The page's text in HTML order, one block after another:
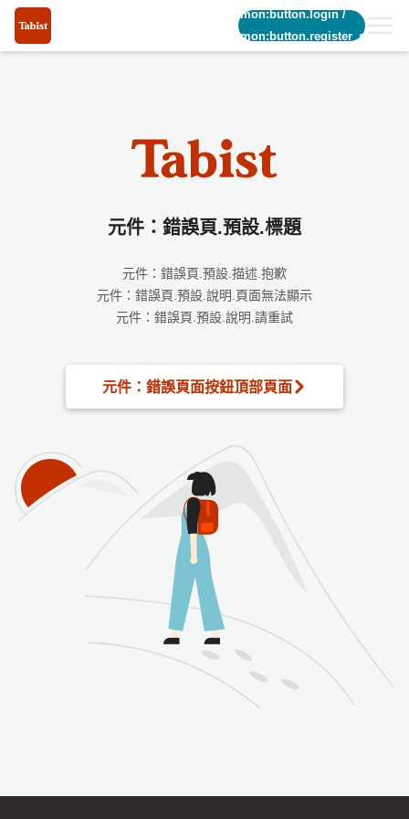
common:button.login/
common:button.register_short
元件：錯誤頁.預設.標題
元件：錯誤頁.預設.描述.抱歉
元件：錯誤頁.預設.說明.頁面無法顯示
元件：錯誤頁.預設.說明.請重試
元件：錯誤頁面按鈕頂部頁面